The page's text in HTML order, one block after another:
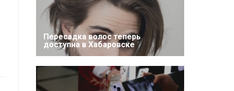
Пересадка волос теперь
доступна в Хабаровске